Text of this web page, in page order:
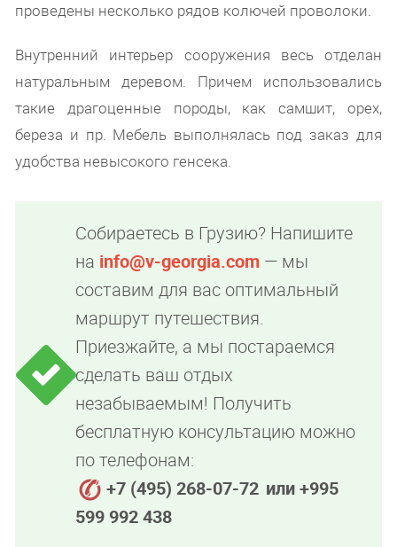
проведены несколько рядов колючей проволоки.
Внутренний интерьер сооружения весь отделан
натуральным деревом. Причем использовались
такие драгоценные породы, как самшит, орех,
береза и пр. Мебель выполнялась под заказ для
удобства невысокого генсека.
Собираетесь в Грузию? Напишите
на info@v-georgia.com — мы
составим для вас оптимальный
маршрут путешествия.
Приезжайте, а мы постараемся
сделать ваш отдых
незабываемым! Получить
бесплатную консультацию можно
по телефонам:
+7 (495) 268-07-72 или +995
599 992 438